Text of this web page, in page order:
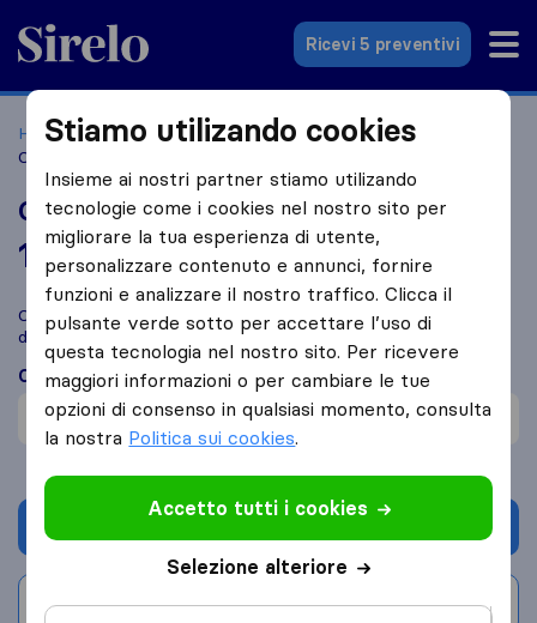
Sirelo.it
Ricevi 5 preventivi
Home Le 10 migliori aziende di traslochi in Italia
Carlo Serra Traslochi
Carlo Serra Traslochi
10,0 basato su8
recensioni di Sirelo e Google
Confronta Carlo Serra Traslochi con altreaziende di traslochi
di
Torino
Cosa dicono i clienti
Professionalità (1)
Scrivi una recensione
Stiamo utilizando cookies
Insieme ai nostri partner stiamo utilizando
tecnologie come i cookies nel nostro sito per
migliorare la tua esperienza di utente,
personalizzare contenuto e annunci, fornire
funzioni e analizzare il nostro traffico. Clicca il
pulsante verde sotto per accettare l’uso di
questa tecnologia nel nostro sito. Per ricevere
maggiori informazioni o per cambiare le tue
opzioni di consenso in qualsiasi momento, consulta
la nostra Politica sui cookies.
Accetto tutti i cookies
Selezione alteriore